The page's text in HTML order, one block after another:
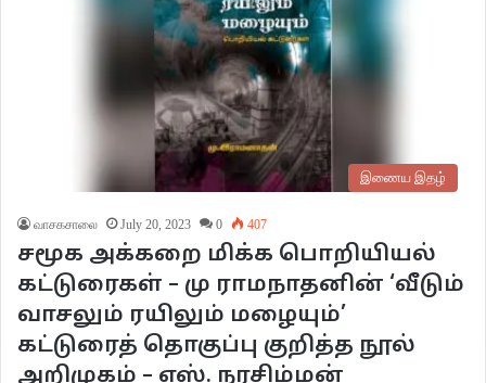
இணைய இதழ்
வாசகசாலை July 20, 2023 0 407
சமூக அக்கறை மிக்க பொறியியல்
கட்டுரைகள் – மு ராமநாதனின் ‘வீடும்
வாசலும் ரயிலும் மழையும்’
கட்டுரைத் தொகுப்பு குறித்த நூல்
அறிமுகம் – எஸ். நரசிம்மன்